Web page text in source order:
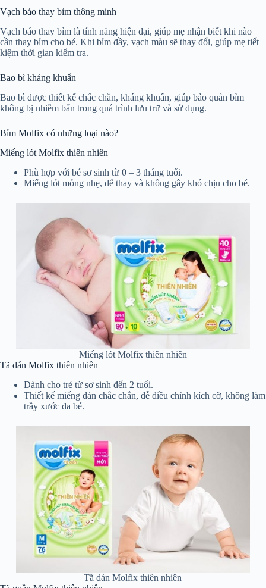
Vạch báo thay bỉm thông minh
Vạch báo thay bỉm là tính năng hiện đại, giúp mẹ nhận biết khi nào
cần thay bỉm cho bé. Khi bỉm đầy, vạch màu sẽ thay đổi, giúp mẹ tiết
kiệm thời gian kiểm tra.
Bao bì kháng khuẩn
Bao bì được thiết kế chắc chắn, kháng khuẩn, giúp bảo quản bỉm
không bị nhiễm bẩn trong quá trình lưu trữ và sử dụng.
Bỉm Molfix có những loại nào?
Miếng lót Molfix thiên nhiên
Phù hợp với bé sơ sinh từ 0 – 3 tháng tuổi.
Miếng lót mỏng nhẹ, dễ thay và không gây khó chịu cho bé.
Miếng lót Molfix thiên nhiên
Tã dán Molfix thiên nhiên
Dành cho trẻ từ sơ sinh đến 2 tuổi.
Thiết kế miếng dán chắc chắn, dễ điều chỉnh kích cỡ, không làm
trầy xước da bé.
Tã dán Molfix thiên nhiên